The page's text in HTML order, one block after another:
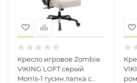
Кресло игровое Zombie
VIKING LOFT серый
Morris-1 гусин.лапка с